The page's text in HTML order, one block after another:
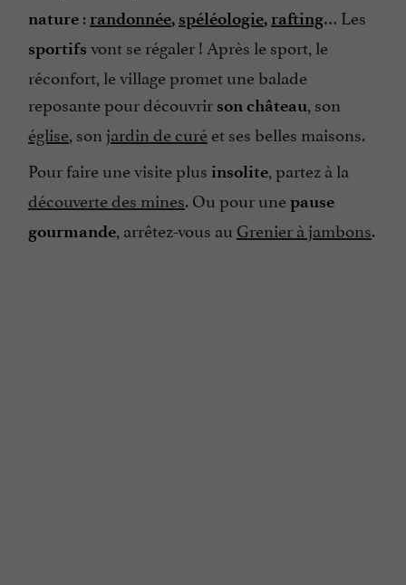
nature : randonnée, spéléologie, rafting… Les
sportifs vont se régaler ! Après le sport, le
réconfort, le village promet une balade
reposante pour découvrir son château , son
église , son jardin de curéet ses belles maisons.
Pour faire une visite plus insolite , partez à la
découverte des mines. Ou pour unepause
gourmande , arrêtez-vous au Grenier à jambons.